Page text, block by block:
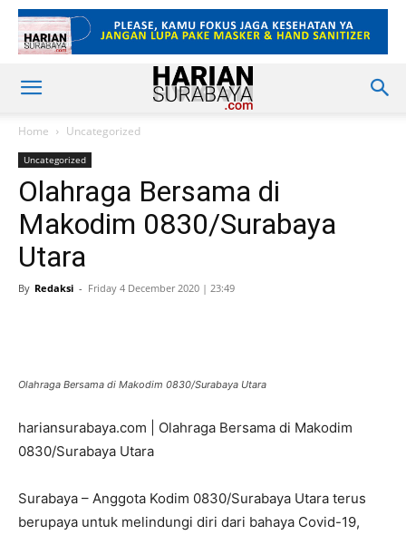
Home Uncategorized
Uncategorized
Olahraga Bersama di
Makodim 0830/Surabaya
Utara
By Redaksi - Friday 4 December 2020 | 23:49
Olahraga Bersama di Makodim 0830/Surabaya Utara
hariansurabaya.com | Olahraga Bersama di Makodim
0830/Surabaya Utara
Surabaya – Anggota Kodim 0830/Surabaya Utara terus
berupaya untuk melindungi diri dari bahaya Covid-19,